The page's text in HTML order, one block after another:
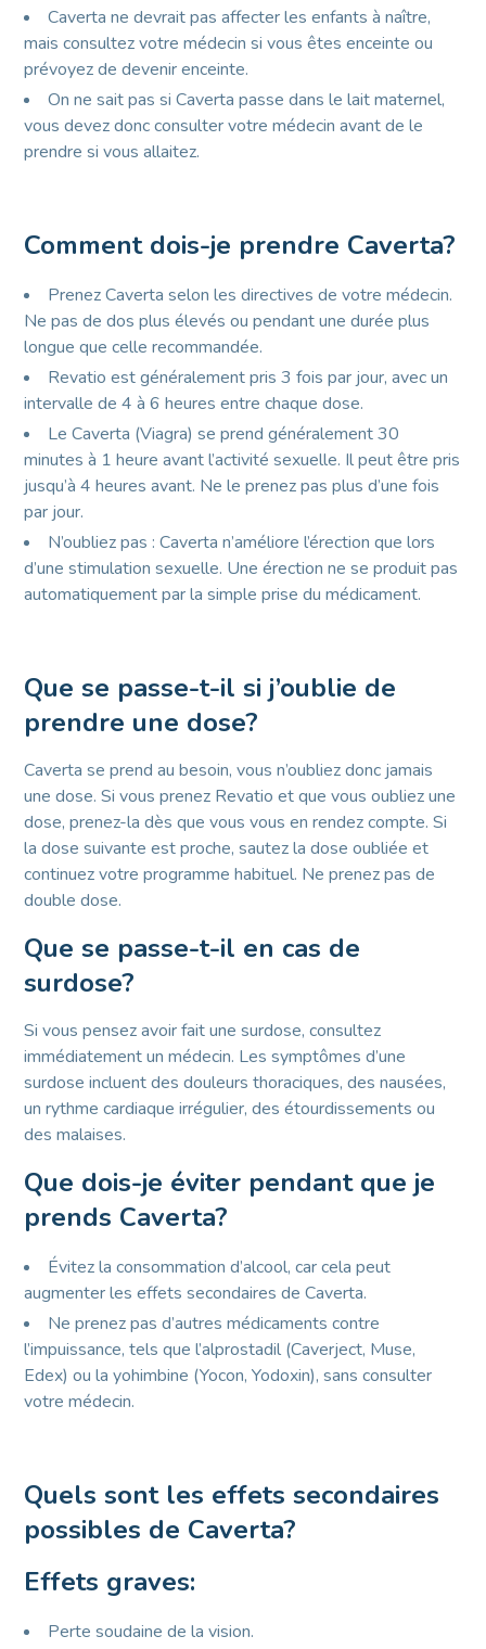
Caverta ne devrait pas affecter les enfants à naître,
mais consultez votre médecin si vous êtes enceinte ou
prévoyez de devenir enceinte.
On ne sait pas si Caverta passe dans le lait maternel,
vous devez donc consulter votre médecin avant de le
prendre si vous allaitez.
Comment dois-je prendre Caverta?
Prenez Caverta selon les directives de votre médecin.
Ne pas de dos plus élevés ou pendant une durée plus
longue que celle recommandée.
Revatio est généralement pris 3 fois par jour, avec un
intervalle de 4 à 6 heures entre chaque dose.
Le Caverta (Viagra) se prend généralement 30
minutes à 1 heure avant l’activité sexuelle. Il peut être pris
jusqu’à 4 heures avant. Ne le prenez pas plus d’une fois
par jour.
N’oubliez pas : Caverta n’améliore l’érection que lors
d’une stimulation sexuelle. Une érection ne se produit pas
automatiquement par la simple prise du médicament.
Que se passe-t-il si j’oublie de
prendre une dose?
Caverta se prend au besoin, vous n’oubliez donc jamais
une dose. Si vous prenez Revatio et que vous oubliez une
dose, prenez-la dès que vous vous en rendez compte. Si
la dose suivante est proche, sautez la dose oubliée et
continuez votre programme habituel. Ne prenez pas de
double dose.
Que se passe-t-il en cas de
surdose?
Si vous pensez avoir fait une surdose, consultez
immédiatement un médecin. Les symptômes d’une
surdose incluent des douleurs thoraciques, des nausées,
un rythme cardiaque irrégulier, des étourdissements ou
des malaises.
Que dois-je éviter pendant que je
prends Caverta?
Évitez la consommation d’alcool, car cela peut
augmenter les effets secondaires de Caverta.
Ne prenez pas d’autres médicaments contre
l’impuissance, tels que l’alprostadil (Caverject, Muse,
Edex) ou la yohimbine (Yocon, Yodoxin), sans consulter
votre médecin.
Quels sont les effets secondaires
possibles de Caverta?
Effets graves:
Perte soudaine de la vision.